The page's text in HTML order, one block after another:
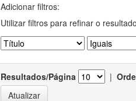
Adicionar filtros:
Utilizar filtros para refinar o
Resultados/Página |